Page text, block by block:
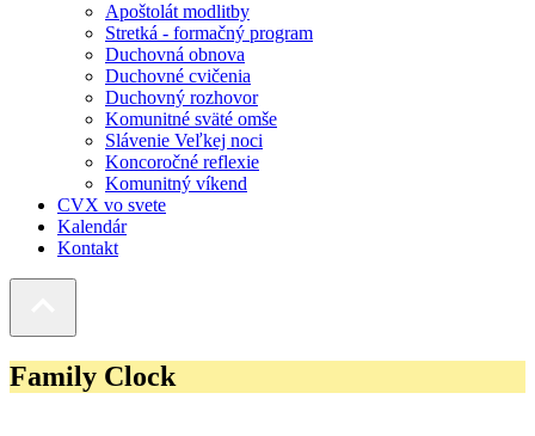
Apoštolát modlitby
Stretká - formačný program
Duchovná obnova
Duchovné cvičenia
Duchovný rozhovor
Komunitné sväté omše
Slávenie Veľkej noci
Koncoročné reflexie
Komunitný víkend
CVX vo svete
Kalendár
Kontakt
Family Clock